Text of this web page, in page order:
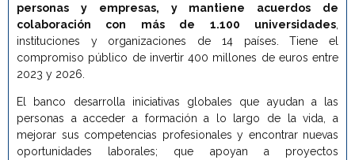
personas y empresas, y mantiene acuerdos de
colaboración con más de 1.100 universidades
instituciones y organizaciones de 14 países. Tiene el
compromiso público de invertir 400 millones de euros entre
2023 y 2026.
El banco desarrolla iniciativas globales que ayudan a las
personas a acceder a formación a lo largo de la vida, a
mejorar sus competencias profesionales y encontrar nuevas
oportunidades laborales; que apoyan a proyectos